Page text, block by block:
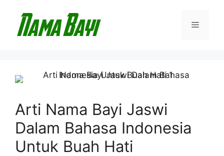
Menu
Arti Nama Bayi Jaswi
Dalam Bahasa Indonesia
Untuk Buah Hati